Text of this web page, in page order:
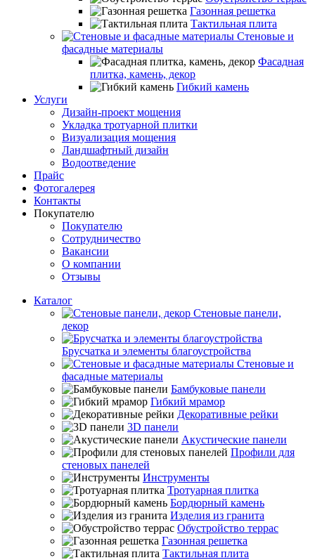
Газонная решетка
Тактильная плита
Стеновые и
фасадные материалы
Фасадная
плитка, камень, декор
Гибкий камень
Услуги
Дизайн-проект мощения
Укладка тротуарной плитки
Визуализация мощения
Ландшафтный дизайн
Водоотведение
Прайс
Фотогалерея
Контакты
Покупателю
Покупателю
Сотрудничество
Вакансии
О компании
Отзывы
Каталог
Стеновые панели,
декор
Брусчатка и элементы благоустройства
Стеновые и
фасадные материалы
Бамбуковые панели
Гибкий мрамор
Декоративные рейки
3D панели
Акустические панели
Профили для
стеновых панелей
Инструменты
Тротуарная плитка
Бордюрный камень
Изделия из гранита
Обустройство террас
Газонная решетка
Тактильная плита